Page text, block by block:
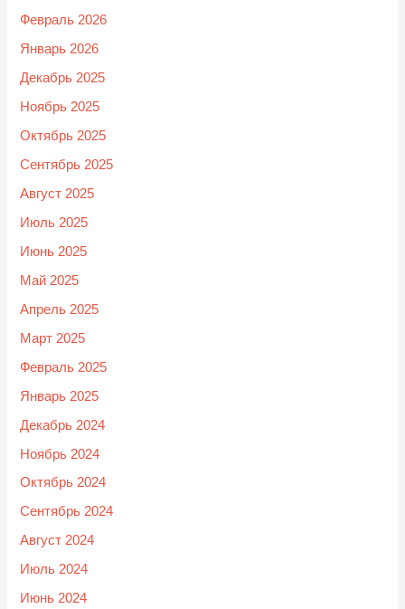
Февраль 2026
Январь 2026
Декабрь 2025
Ноябрь 2025
Октябрь 2025
Сентябрь 2025
Август 2025
Июль 2025
Июнь 2025
Май 2025
Апрель 2025
Март 2025
Февраль 2025
Январь 2025
Декабрь 2024
Ноябрь 2024
Октябрь 2024
Сентябрь 2024
Август 2024
Июль 2024
Июнь 2024